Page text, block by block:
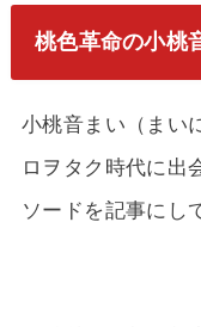
桃色革命の小桃
小桃音まい（まい
ロヲタク時代に出
ソードを記事にし